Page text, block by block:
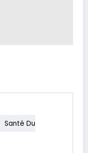
Santé Du